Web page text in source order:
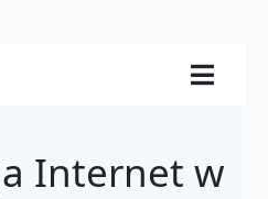
Internet w